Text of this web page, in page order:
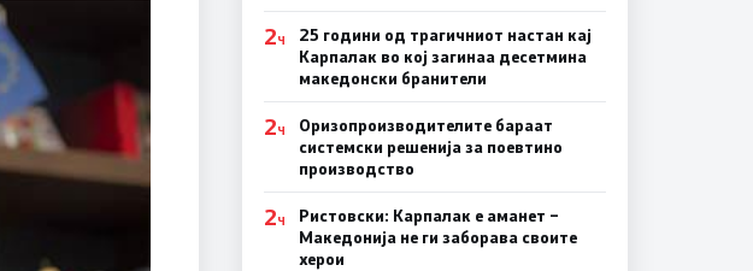
2Ч
25 години од трагичниот настан кај
Карпалак во кој загинаа десетмина
македонски бранители
2Ч
Оризопроизводителите бараат
системски решенија за поевтино
производство
2Ч
Ристовски: Карпалак е аманет –
Македонија не ги заборава своите
херои